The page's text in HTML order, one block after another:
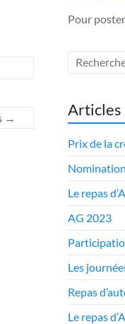
→
Pour
Articles
Prix de la
Le repas
AG 2023
Les
Repas
Le repas